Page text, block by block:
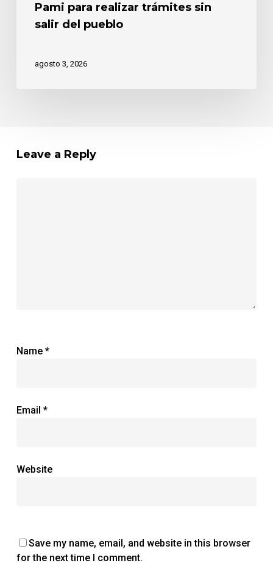
Pami para realizar trámites sin
salir del pueblo
agosto 3, 2026
Leave a Reply
Name *
Email *
Website
Save my name, email, and website in this browser
for the next time I comment.